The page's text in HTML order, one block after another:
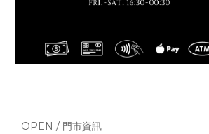
OPEN / 門市資訊